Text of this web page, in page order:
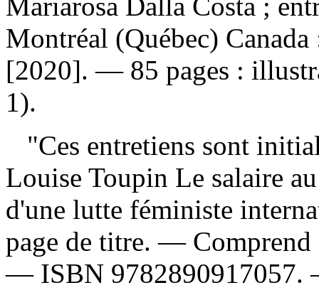
Montréal (Québec)
[2020]. — 85 pages :
1).
"Ces entretiens sont
Louise Toupin Le salaire
d'une lutte féministe
page de titre. — Comprend
— ISBN 9782890917057.